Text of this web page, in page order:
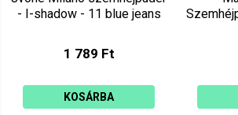
- I-shadow - 11 blue jeans
1 789 Ft
KOSÁRBA